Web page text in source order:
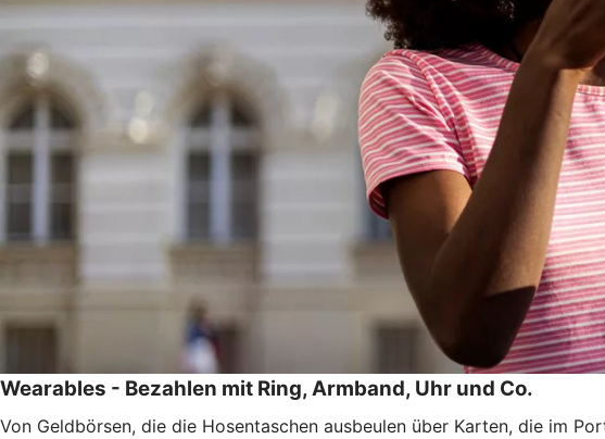
Wearables - Bezahlen mit Ring, Armband, Uhr und Co.
Von Geldbörsen, die die Hosentaschen ausbeulen über Karten, die im